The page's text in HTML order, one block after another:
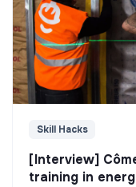
Skill Hacks
[Interview]
training in